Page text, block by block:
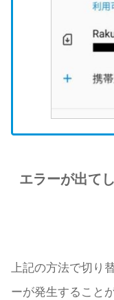
エラーが出て
上記の方法で切り
ーが発生すること